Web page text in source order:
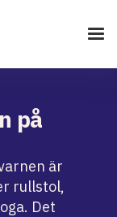
på
är
rullstol,
Det